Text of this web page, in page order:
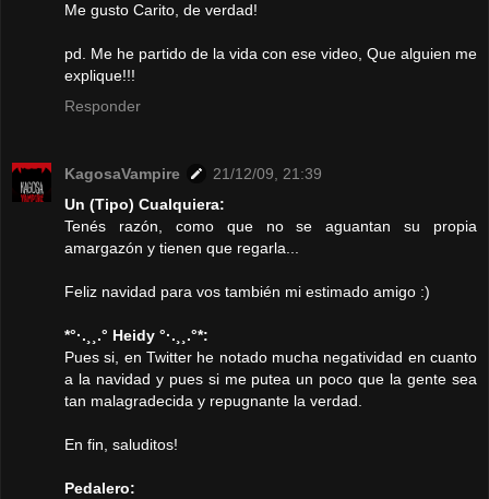
Me gusto Carito, de verdad!
pd. Me he partido de la vida con ese video, Que alguien me
explique!!!
Responder
KagosaVampire
21/12/09, 21:39
Un (Tipo) Cualquiera:
Tenés razón, como que no se aguantan su propia
amargazón y tienen que regarla...
Feliz navidad para vos también mi estimado amigo :)
*°·.¸¸.° Heidy °·.¸¸.°*:
Pues si, en Twitter he notado mucha negatividad en cuanto
a la navidad y pues si me putea un poco que la gente sea
tan malagradecida y repugnante la verdad.
En fin, saluditos!
Pedalero: